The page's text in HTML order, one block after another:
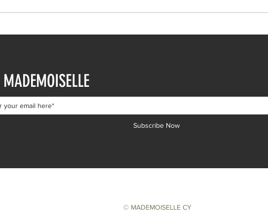
Μονή
αγάπης στον Γρηγόρη
© MADEMOISELLE CY
Subscribe Now